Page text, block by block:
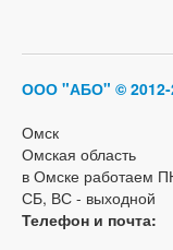
ООО "АБО" ©
Омск
Омская область
в Омске работаем
СБ, ВС - выходной
Телефон и почта: